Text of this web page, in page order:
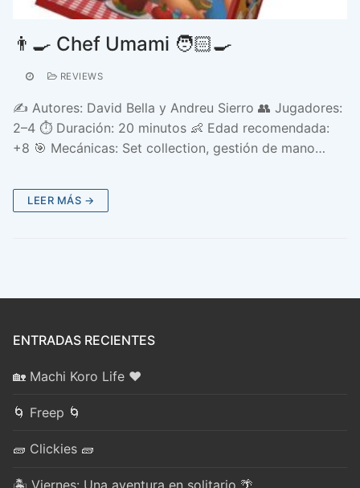
👨‍🍳 Chef Umami 🧑🏻‍🍳
REVIEWS
✍️ Autores: David Bella y Andreu Sierro 👥 Jugadores:
2–4 ⏱️ Duración: 20 minutos 👶 Edad recomendada:
+8 🎯 Mecánicas: Set collection, gestión de mano…
LEER MÁS →
ENTRADAS RECIENTES
🏡 Machi Koro Life ❤️
🌀 Freep 🌀
🧱 Clickies 🧱